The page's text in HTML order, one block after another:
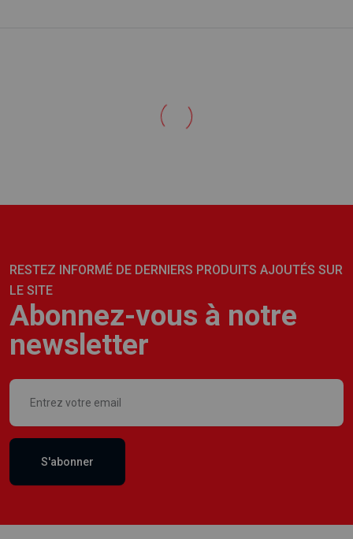
RESTEZ INFORMÉ DE DERNIERS PRODUITS AJOUTÉS SUR
LE SITE
Abonnez-vous à notre
newsletter
S'abonner